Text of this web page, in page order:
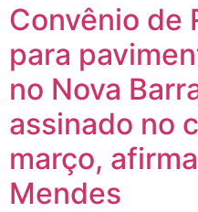
Convênio de
para
no Nova
assinado no
março,
Mendes